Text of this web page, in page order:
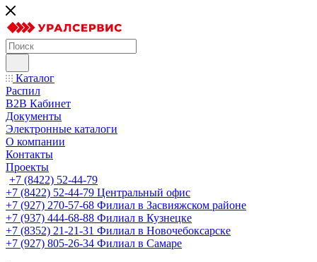
Каталог
Распил
B2B Кабинет
Документы
Электронные каталоги
О компании
Контакты
Проекты
+7 (8422) 52-44-79
+7 (8422) 52-44-79 Центральный офис
+7 (927) 270-57-68 Филиал в Засвияжском районе
+7 (937) 444-68-88 Филиал в Кузнецке
+7 (8352) 21-21-31 Филиал в Новочебоксарске
+7 (927) 805-26-34 Филиал в Самаре